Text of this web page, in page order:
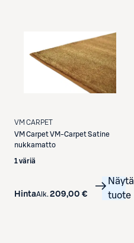
VM CARPET
VM CarpetVM-Carpet Satine
nukkamatto
1 väriä
HintaAlk. 209,00 €
Näytä
tuote